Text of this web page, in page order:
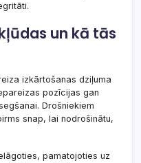
un kā tās
izkārtošanas dziļuma
pozīcijas gan
Drošniekiem
snap, lai nodrošinātu,
pamatojoties uz